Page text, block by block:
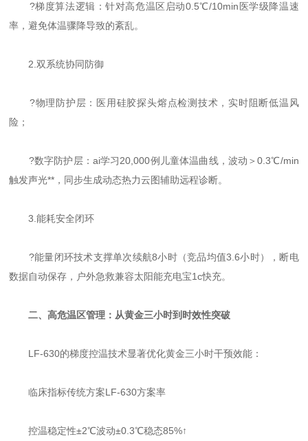
?梯度算法逻辑：针对高危温区启动0.5℃/10min医学级降温速
率，避免体温骤降导致的紊乱。
2.双系统协同防御
?物理防护层：医用硅胶探头熔点检测技术，实时阻断低温风
险；
?数字防护层：ai学习20,000例儿童体温曲线，波动＞0.3℃/min
触发声光**，同步生成动态热力云图辅助远程诊断。
3.能耗安全闭环
?能量闭环技术支撑单次续航8小时（竞品均值3.6小时），断电
数据自动保存，户外急救兼容太阳能充电宝1c快充。
二、高危温区管理：从黄金三小时到时效性突破
LF-630的梯度控温技术显著优化黄金三小时干预效能：
临床指标传统方案LF-630方案率
控温稳定性±2℃波动±0.3℃稳态85%↑